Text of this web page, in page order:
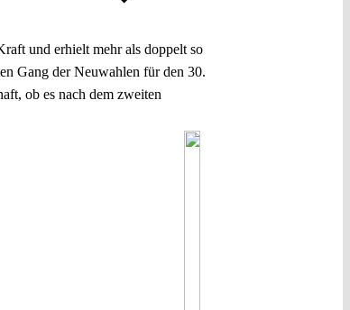
und erhielt mehr als doppelt so
Gang der Neuwahlen für den 30.
ob es nach dem zweiten